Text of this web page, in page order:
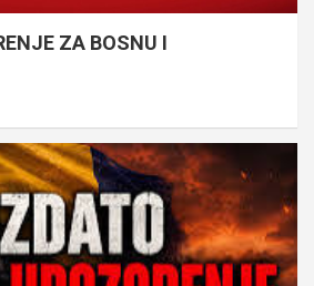
ZA BOSNU I